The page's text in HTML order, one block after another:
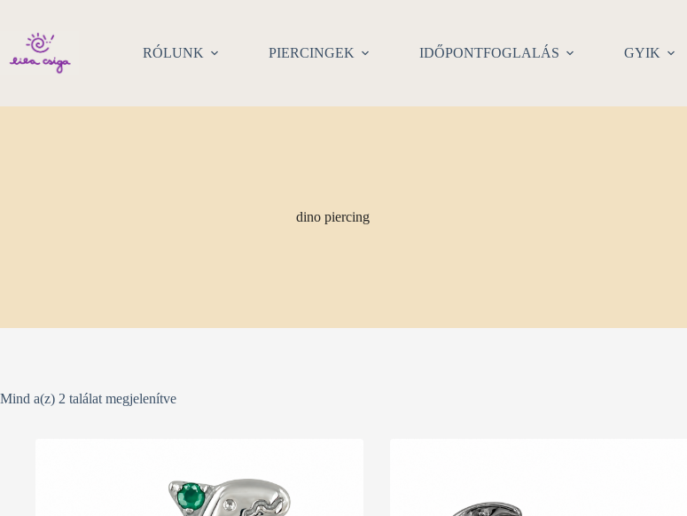
content
RÓLUNK
PIERCINGEK IDŐPONTFOGLALÁS GYIK
dino piercing
Mind a(z) 2 találat megjelenítve